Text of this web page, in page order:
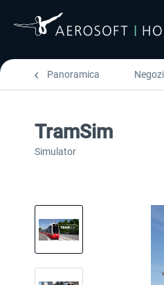
Panoramica
TramSim
Simulator